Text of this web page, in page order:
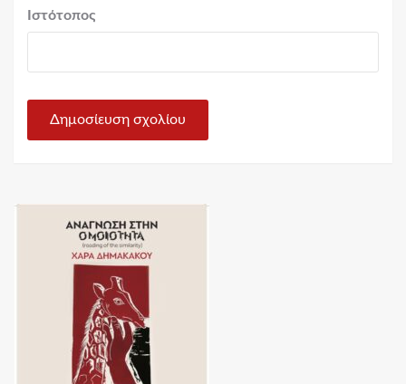
Ιστότοπος